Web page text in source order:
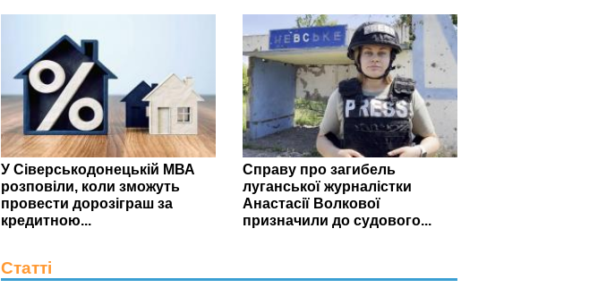
У Сіверськодонецькій МВА
розповіли, коли зможуть
провести дорозіграш за
кредитною...
Справу про загибель
луганської журналістки
Анастасії Волкової
призначили до судового...
Статті